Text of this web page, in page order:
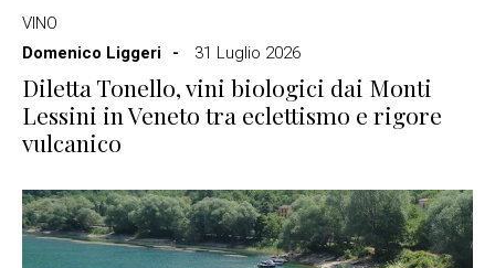
VINO
Domenico Liggeri
31 Luglio 2026
Diletta Tonello, vini biologici dai Monti
Lessini in Veneto tra eclettismo e rigore
vulcanico